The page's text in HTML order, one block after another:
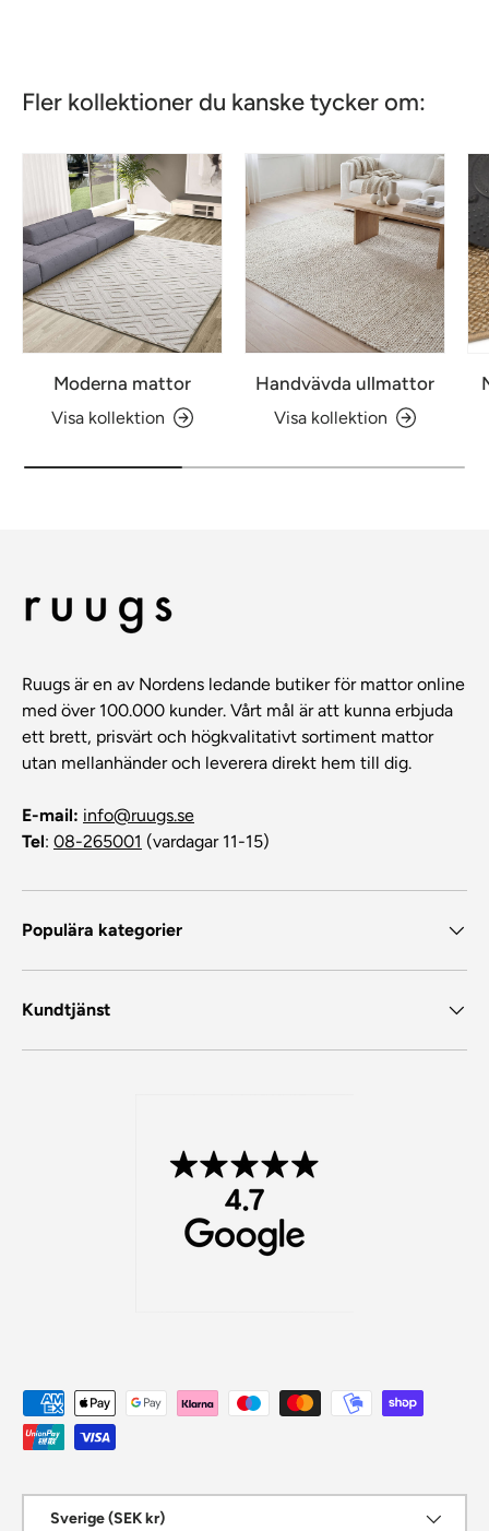
Fler kollektioner du kanske tycker om:
Moderna mattor
Visa kollektion
Handvävda ullmattor
Visa kollektion
Ruugs är en av Nordens ledande butiker för mattor online
med över 100.000 kunder. Vårt mål är att kunna erbjuda
ett brett, prisvärt och högkvalitativt sortiment mattor
utan mellanhänder och leverera direkt hem till dig.
E-mail: info@ruugs.se
Tel: 08-265001 (vardagar 11-15)
Populära kategorier
Kundtjänst
Betalningsmetoder
Sverige (SEK kr)